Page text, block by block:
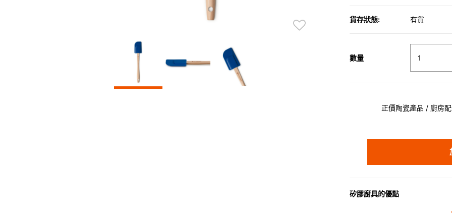
貨存狀態: 有貨
數量
正價陶瓷產品 / 廚房
矽膠廚具的優點